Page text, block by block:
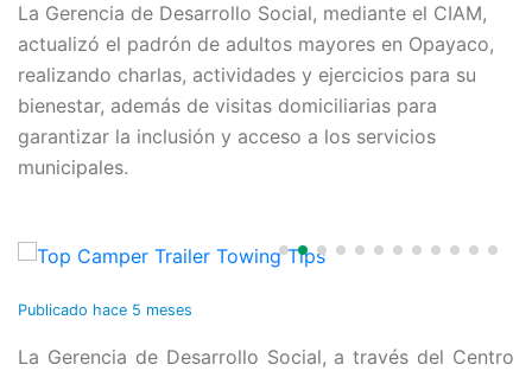
La Gerencia de Desarrollo Social, mediante el CIAM,
actualizó el padrón de adultos mayores en Opayaco,
realizando charlas, actividades y ejercicios para su
bienestar, además de visitas domiciliarias para
garantizar la inclusión y acceso a los servicios
municipales.
Publicado hace 5 meses
La Gerencia de Desarrollo Social, a través del Centro